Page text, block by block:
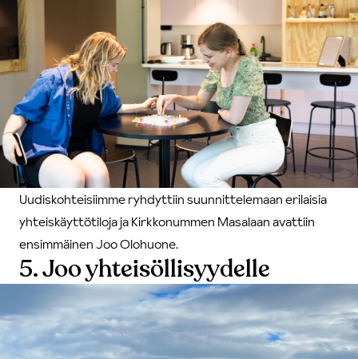
Uudiskohteisiimme ryhdyttiin suunnittelemaan erilaisia
yhteiskäyttötiloja ja Kirkkonummen Masalaan avattiin
ensimmäinen Joo Olohuone.
5. Joo yhteisöllisyydelle